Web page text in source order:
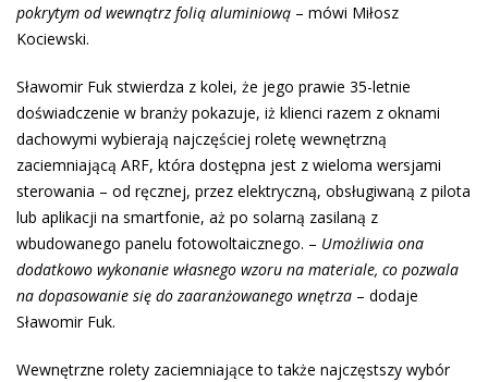
pokrytym od wewnątrz folią aluminiową – mówi Miłosz
Kociewski.
Sławomir Fuk stwierdza z kolei, że jego prawie 35-letnie
doświadczenie w branży pokazuje, iż klienci razem z oknami
dachowymi wybierają najczęściej roletę wewnętrzną
zaciemniającą ARF, która dostępna jest z wieloma wersjami
sterowania – od ręcznej, przez elektryczną, obsługiwaną z pilota
lub aplikacji na smartfonie, aż po solarną zasilaną z
wbudowanego panelu fotowoltaicznego. – Umożliwia ona
dodatkowo wykonanie własnego wzoru na materiale, co pozwala
na dopasowanie się do zaaranżowanego wnętrza – dodaje
Sławomir Fuk.
Wewnętrzne rolety zaciemniające to także najczęstszy wybór